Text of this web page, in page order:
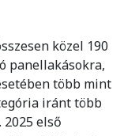
közel 190
panellakásokra,
több mint
iránt több
első